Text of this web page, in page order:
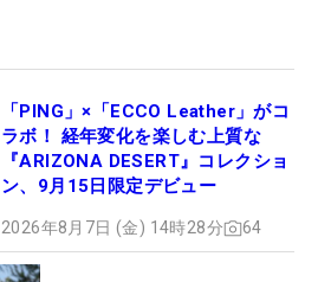
「PING」×「ECCO Leather」がコ
ラボ！ 経年変化を楽しむ上質な
『ARIZONA DESERT』コレクショ
ン、9月15日限定デビュー
2026年8月7日 (金) 14時28分 64